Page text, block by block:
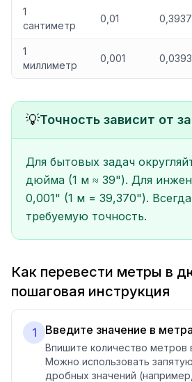
1
сантиметр
0,01 0,3937
1
миллиметр
0,001
💡Точность зависит от
Для бытовых задач
дюйма (1 м ≈ 39"). Для
0,001" (1 м = 39,370").
требуемую точность.
Как перевести метры в
пошаговая инструкция
1 Введите значение в
Впишите количество метров
Можно использовать
дробных значений